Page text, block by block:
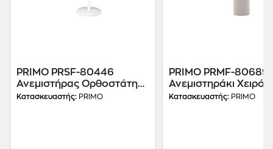
PRIMO PRSF-80446
Ανεμιστήρας Ορθοστάτης
50 W 40 cm
Κατασκευαστής: PRIMO
PRIMO PRMF-80689
Ανεμιστηράκι
W
Κατασκευαστής: PRIMO